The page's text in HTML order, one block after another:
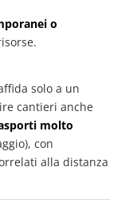
o
solo a un
cantieri anche
molto
con
alla distanza